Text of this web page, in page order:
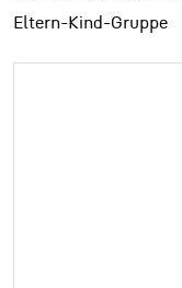
Eltern-Kind-Gruppe